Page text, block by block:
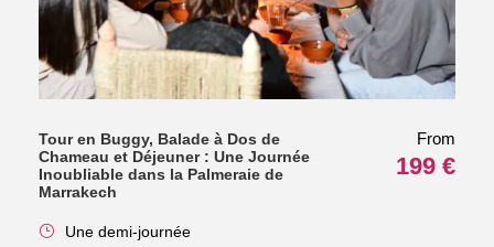
Tour en Buggy, Balade à Dos de
Chameau et Déjeuner : Une Journée
Inoubliable dans la Palmeraie de
Marrakech
From
199 €
Une demi-journée